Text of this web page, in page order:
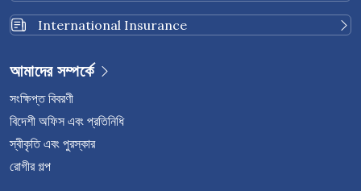
International Insurance
আমাদের সম্পর্কে
সংক্ষিপ্ত বিবরণী
বিদেশী অফিস এবং প্রতিনিধি
স্বীকৃতি এবং পুরস্কার
রোগীর গল্প